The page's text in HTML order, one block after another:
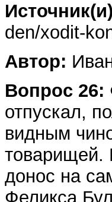
den/xodit-
Автор:
Вопрос 26:
отпускал,
видным
товарищей.
донос на
Феликса